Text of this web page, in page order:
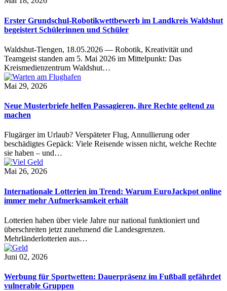
Erster Grundschul-Robotikwettbewerb im Landkreis Waldshut
begeistert Schülerinnen und Schüler
Waldshut-Tiengen, 18.05.2026 — Robotik, Kreativität und
Teamgeist standen am 5. Mai 2026 im Mittelpunkt: Das
Kreismedienzentrum Waldshut…
Mai 29, 2026
Neue Musterbriefe helfen Passagieren, ihre Rechte geltend zu
machen
Flugärger im Urlaub? Verspäteter Flug, Annullierung oder
beschädigtes Gepäck: Viele Reisende wissen nicht, welche Rechte
sie haben – und…
Mai 26, 2026
Internationale Lotterien im Trend: Warum EuroJackpot online
immer mehr Aufmerksamkeit erhält
Lotterien haben über viele Jahre nur national funktioniert und
überschreiten jetzt zunehmend die Landesgrenzen.
Mehrländerlotterien aus…
Juni 02, 2026
Werbung für Sportwetten: Dauerpräsenz im Fußball gefährdet
vulnerable Gruppen